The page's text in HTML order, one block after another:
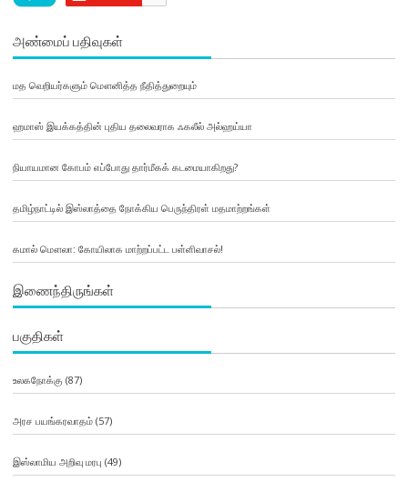
அண்மைப் பதிவுகள்
மத வெறியர்களும் மௌனித்த நீதித்துறையும்
ஹமாஸ் இயக்கத்தின் புதிய தலைவராக ஃகலீல் அல்ஹய்யா
நியாயமான கோபம் எப்போது தார்மீகக் கடமையாகிறது?
தமிழ்நாட்டில் இஸ்லாத்தை நோக்கிய பெருந்திரள் மதமாற்றங்கள்
கமால் மௌலா: கோயிலாக மாற்றப்பட்ட பள்ளிவாசல்!
இணைந்திருங்கள்
பகுதிகள்
உலகநோக்கு (87)
அரச பயங்கரவாதம்(57)
இஸ்லாமிய அறிவு மரபு (49)